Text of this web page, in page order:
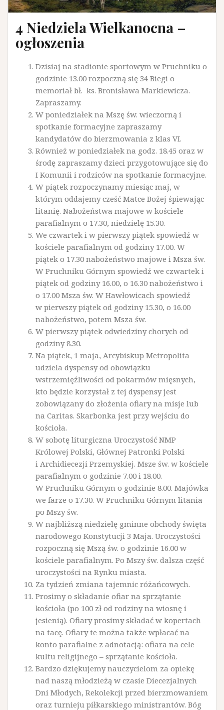
4 Niedziela Wielkanocna –
ogłoszenia
Dzisiaj na stadionie sportowym w Pruchniku o
godzinie 13.00 rozpoczną się 34 Biegi o
memoriał bł. ks. Bronisława Markiewicza.
Zapraszamy.
W poniedziałek na Mszę św. wieczorną i
spotkanie formacyjne zapraszamy
kandydatów do bierzmowania z klas VI.
Również w poniedziałek na godz. 18.45 oraz w
środę zapraszamy dzieci przygotowujące się do
I Komunii i rodziców na spotkanie formacyjne.
W piątek rozpoczynamy miesiąc maj, w
którym oddajemy cześć Matce Bożej śpiewając
litanię. Nabożeństwa majowe w kościele
parafialnym o 17.30, niedzielę 15.30.
We czwartek i w pierwszy piątek spowiedź w
kościele parafialnym od godziny 17.00. W
piątek o 17.30 nabożeństwo majowe i Msza św.
W Pruchniku Górnym spowiedź we czwartek i
piątek od godziny 16.00, o 16.30 nabożeństwo i
o 17.00 Msza św. W Hawłowicach spowiedź
w pierwszy piątek od godziny 15.30, o 16.00
nabożeństwo, potem Msza św.
W pierwszy piątek odwiedziny chorych od
godziny 8.30.
Na piątek, 1 maja, Arcybiskup Metropolita
udziela dyspensy od obowiązku
wstrzemięźliwości od pokarmów mięsnych,
kto będzie korzystał z tej dyspensy jest
zobowiązany do złożenia ofiary na misje lub
na Caritas. Skarbonka jest przy wejściu do
kościoła.
W sobotę liturgiczna Uroczystość NMP
Królowej Polski, Głównej Patronki Polski
i Archidiecezji Przemyskiej. Msze św. w kościele
parafialnym o godzinie 7.00 i 18.00.
W Pruchniku Górnym o godzinie 8.00. Majówka
we farze o 17.30. W Pruchniku Górnym litania
po Mszy św.
W najbliższą niedzielę gminne obchody święta
narodowego Konstytucji 3 Maja. Uroczystości
rozpoczną się Mszą św. o godzinie 16.00 w
kościele parafialnym. Po Mszy św. dalsza część
uroczystości na Rynku miasta.
Za tydzień zmiana tajemnic różańcowych.
Prosimy o składanie ofiar na sprzątanie
kościoła (po 100 zł od rodziny na wiosnę i
jesienią). Ofiary prosimy składać w kopertach
na tacę. Ofiary te można także wpłacać na
konto parafialne z adnotacją: ofiara na cele
kultu religijnego – sprzątanie kościoła.
Bardzo dziękujemy nauczycielom za opiekę
nad naszą młodzieżą w czasie Diecezjalnych
Dni Młodych, Rekolekcji przed bierzmowaniem
oraz turnieju piłkarskiego ministrantów. Bóg